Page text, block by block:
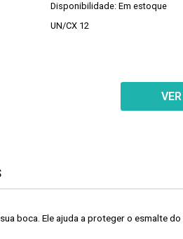
Disponibilidade: Em estoque
UN/CX 12
boca. Ele ajuda a proteger o esmalte